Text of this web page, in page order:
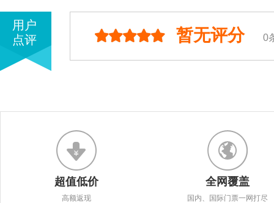
用户
点评
暂无评分 0
超值低价
高额返现
全网覆盖
国内、国际门票一网打尽